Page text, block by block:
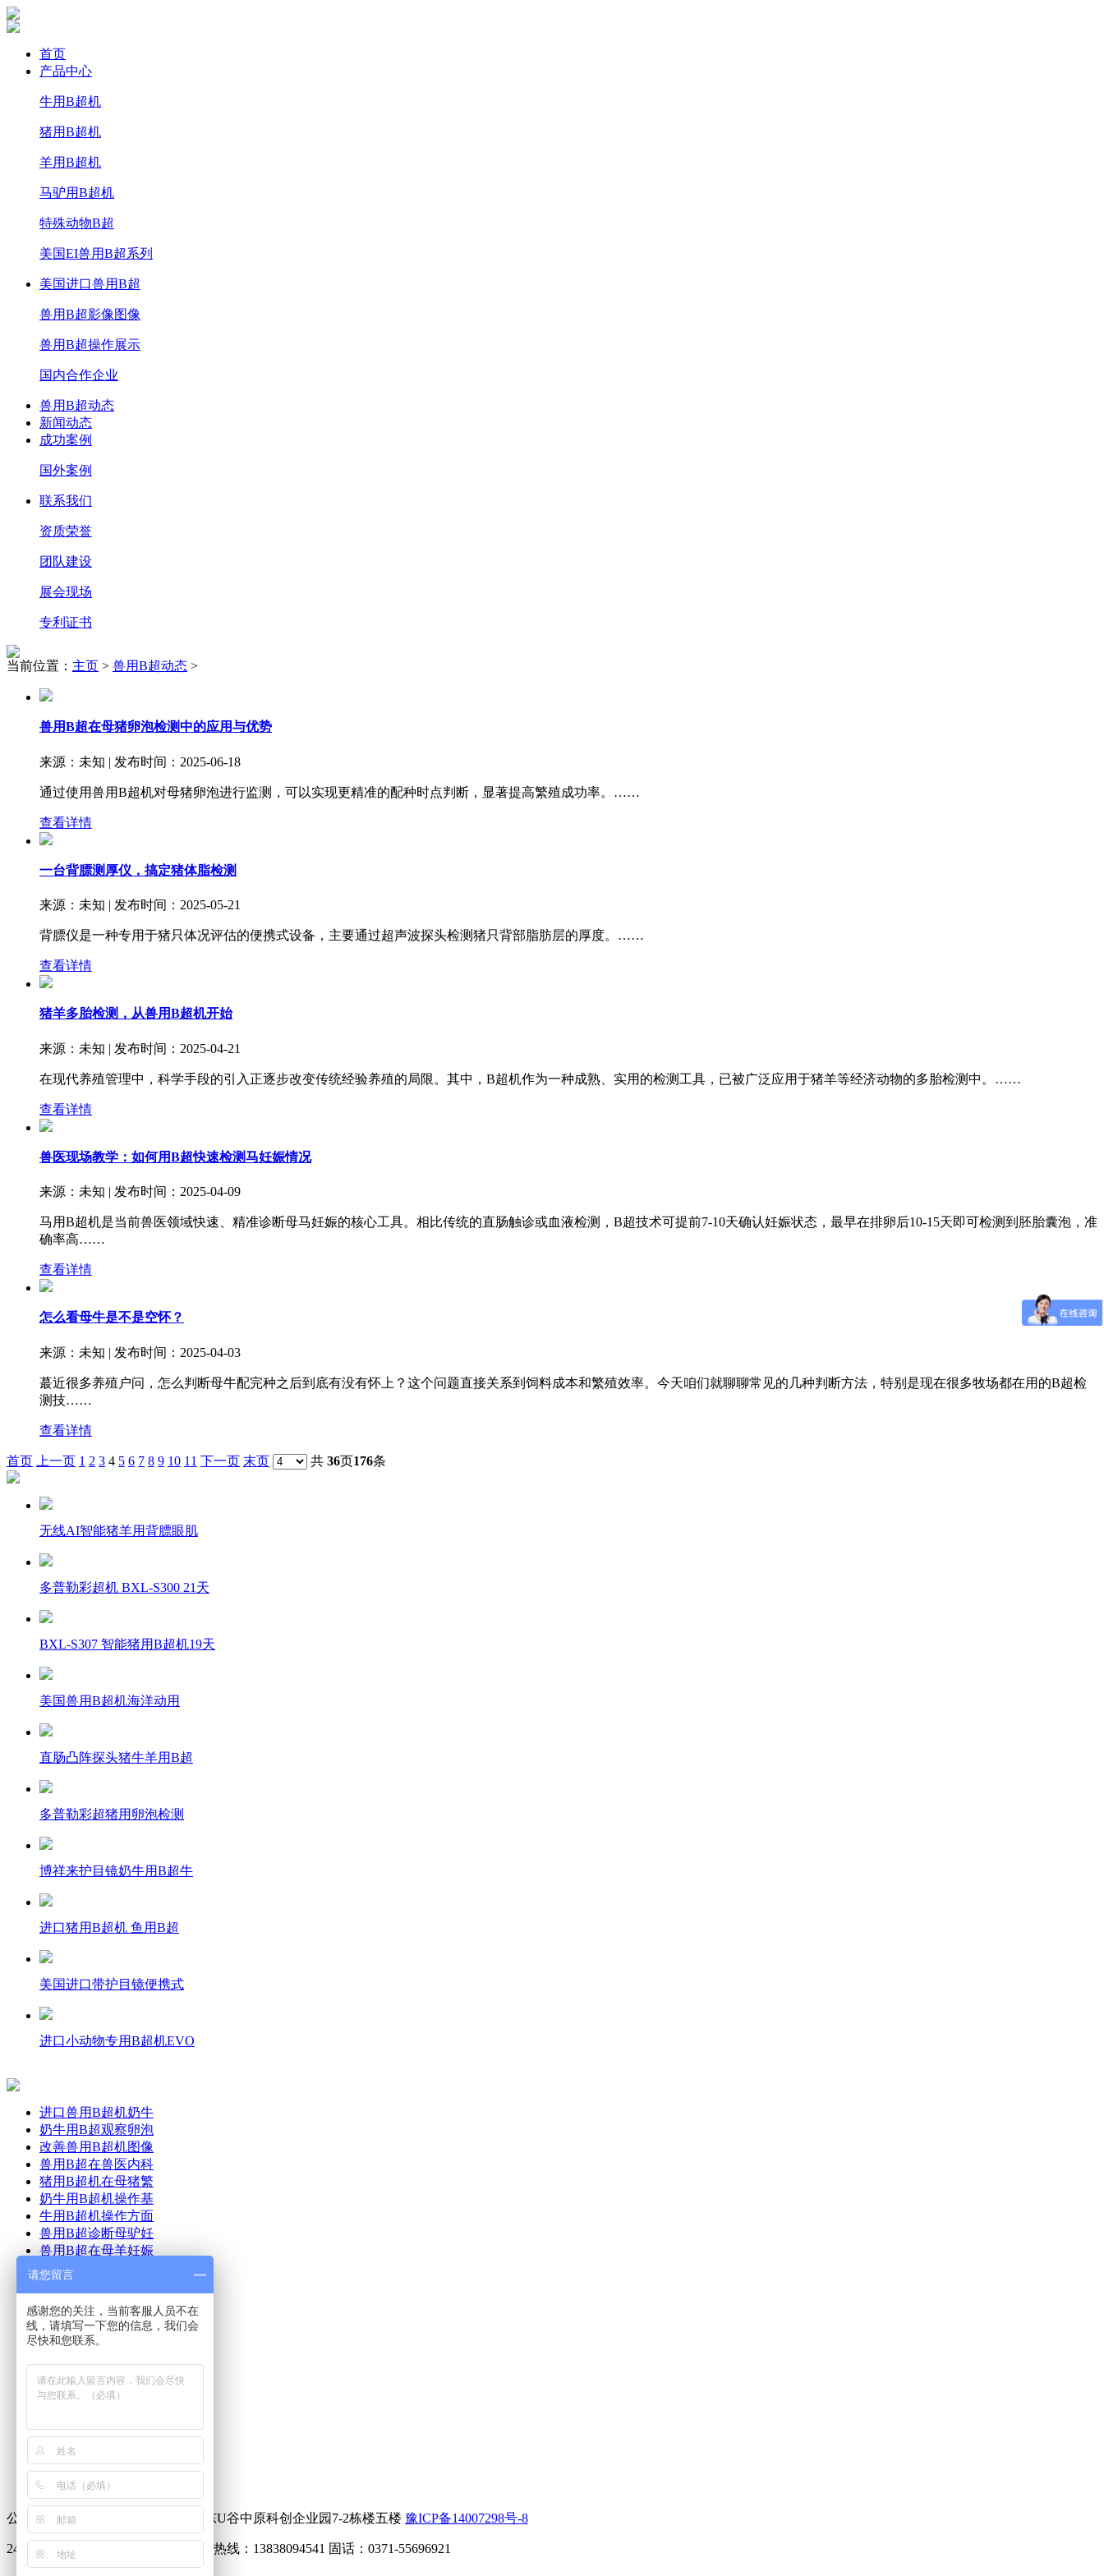
首页
产品中心
牛用B超机
猪用B超机
羊用B超机
马驴用B超机
特殊动物B超
美国EI兽用B超系列
美国进口兽用B超
兽用B超影像图像
兽用B超操作展示
国内合作企业
兽用B超动态
新闻动态
成功案例
国外案例
联系我们
资质荣誉
团队建设
展会现场
专利证书
当前位置： 主页 > 兽用B超动态 >
兽用B超在母猪卵泡检测中的应用与优势
来源：未知 | 发布时间：2025-06-18
通过使用兽用B超机对母猪卵泡进行监测，可以实现更精准的配种时点判断，显著提高繁殖成功率。……
查看详情
一台背膘测厚仪，搞定猪体脂检测
来源：未知 | 发布时间：2025-05-21
背膘仪是一种专用于猪只体况评估的便携式设备，主要通过超声波探头检测猪只背部脂肪层的厚度。……
查看详情
猪羊多胎检测，从兽用B超机开始
来源：未知 | 发布时间：2025-04-21
在现代养殖管理中，科学手段的引入正逐步改变传统经验养殖的局限。其中，B超机作为一种成熟、实用的检测工具，已被广泛应用于猪羊等经济动物的多胎检测中。……
查看详情
兽医现场教学：如何用B超快速检测马妊娠情况
来源：未知 | 发布时间：2025-04-09
马用B超机是当前兽医领域快速、精准诊断母马妊娠的核心工具。相比传统的直肠触诊或血液检测，B超技术可提前7-10天确认妊娠状态，最早在排卵后10-15天即可检测到胚胎囊泡，准
确率高……
查看详情
怎么看母牛是不是空怀？
来源：未知 | 发布时间：2025-04-03
蕞近很多养殖户问，怎么判断母牛配完种之后到底有没有怀上？这个问题直接关系到饲料成本和繁殖效率。今天咱们就聊聊常见的几种判断方法，特别是现在很多牧场都在用的B超检
测技……
查看详情
首页 上一页 1 2 3 4 5 6 7 8 9 10 11 下一页 末页 共 36页176条
无线AI智能猪羊用背膘眼肌
多普勒彩超机 BXL-S300 21天
BXL-S307 智能猪用B超机19天
美国兽用B超机海洋动用
直肠凸阵探头猪牛羊用B超
多普勒彩超猪用卵泡检测
博祥来护目镜奶牛用B超牛
进口猪用B超机 鱼用B超
美国进口带护目镜便携式
进口小动物专用B超机EVO
进口兽用B超机奶牛
奶牛用B超观察卵泡
改善兽用B超机图像
兽用B超在兽医内科
猪用B超机在母猪繁
奶牛用B超机操作基
牛用B超机操作方面
兽用B超诊断母驴妊
兽用B超在母羊妊娠
猪用B超机使用方法
猪用B超使用方法及
牛用B超在奶牛生产
猪用B超多少钱
兽用B超机如何使用
首页
产品中心
兽用B超动态
新闻动态
成功案例
联系我们
公司地址：郑州市中原区化工路联东U谷中原科创企业园7-2栋楼五楼 豫ICP备14007298号-8
24小时销售热线：18337173261 售后热线：13838094541 固话：0371-55696921
请您留言
感谢您的关注，当前客服人员不在
线，请填写一下您的信息，我们会
尽快和您联系。